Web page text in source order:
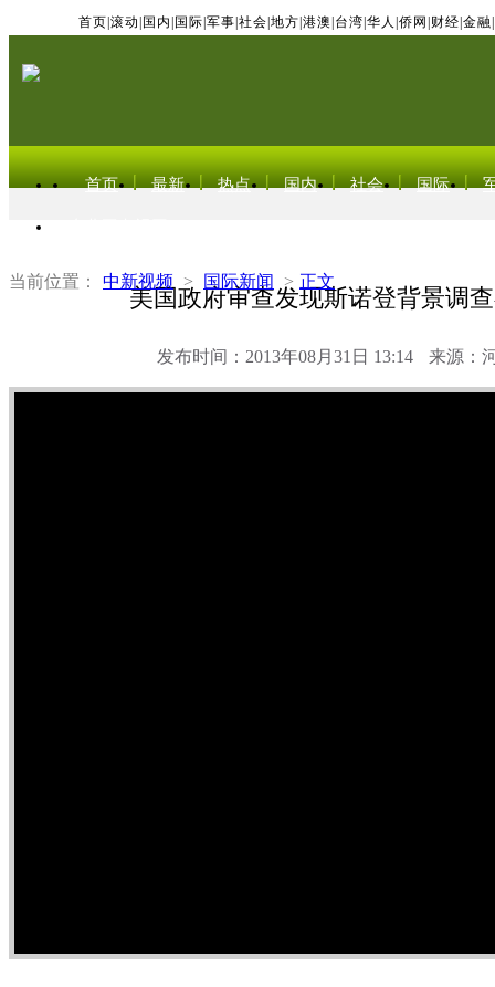
首页 滚动 国内 国际 军事 社会 地方 港澳 台湾 华人 侨网 财经 金融
首页 最新 热点 国内 社会 国际
当前位置： 中新视频 > 国际新闻 > 正文
美国政府审查发现斯诺登背景调
发布时间：2013年08月31日 13:14 来源：